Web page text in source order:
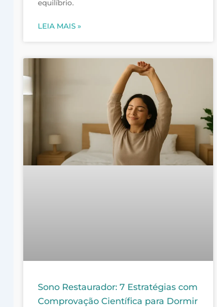
equilíbrio.
LEIA MAIS »
Sono Restaurador: 7 Estratégias com
Comprovação Científica para Dormir